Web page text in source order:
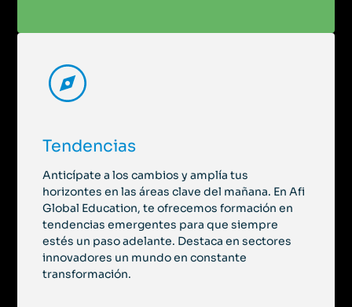
Tendencias
Anticípate a los cambios y amplía tus
horizontes en las áreas clave del mañana. En Afi
Global Education, te ofrecemos formación en
tendencias emergentes para que siempre
estés un paso adelante. Destaca en sectores
innovadores un mundo en constante
transformación.